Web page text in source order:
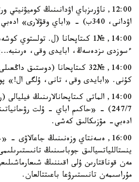
12:00, ناۋرىزباي اۋدانىنىڭ
اۋدانى، 340ب) - «اباي وقۋلارى» ادەبي كەشى.
ءسوزدى ىزدەسەڭ، ابايدى وقى،
كۇنى. «ابايدى وقى، تانى، ۇلگى ال!»
14:00, الماتى كىتاپحانالارىنىڭ
247/7) - «حاكىم اباي - ۇلت
ادەبي- مۋزىكالىق كەشى.
16:00, ەسەنتاي وزەنىنىڭ جاعالاۋى -
ينستاللياتسيالىق جوباسىنىڭ
مەن قوناقتارىن ۇلى اقىننىڭ
مۇراسىمەن تانىستىرۋعا باعىتتالعان.